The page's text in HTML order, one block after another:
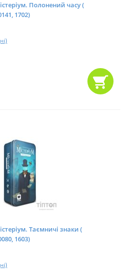
Полонений часу (
1702)
Таємничі знаки (
1603)